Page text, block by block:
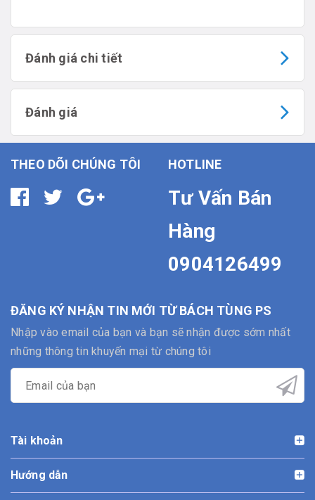
Đánh giá chi tiết
Đánh giá
THEO DÕI CHÚNG TÔI HOTLINE
Tư Vấn Bán
Hàng
0904126499
ĐĂNG KÝ NHẬN TIN MỚI TỪ BÁCH TÙNG PS
Nhập vào email của bạn và bạn sẽ nhận được sớm nhất
những thông tin khuyến mại từ chúng tôi
Tài khoản
Hướng dẫn